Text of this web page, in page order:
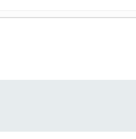
Denis Lavant